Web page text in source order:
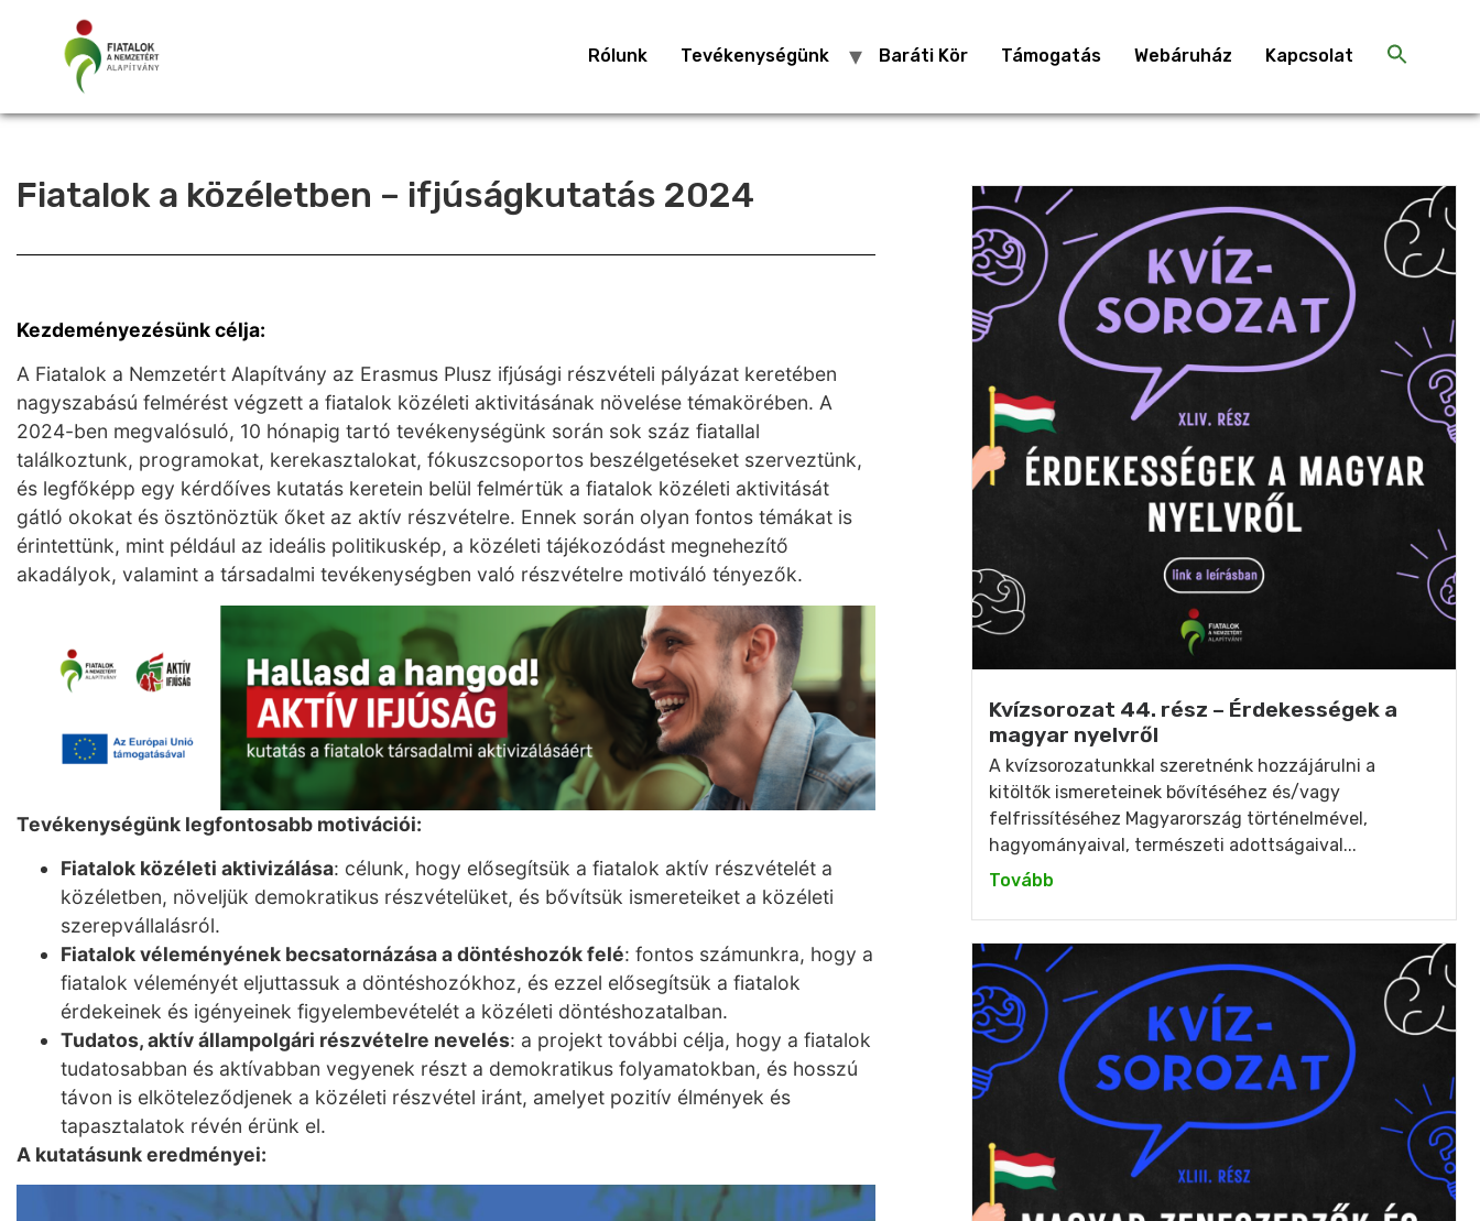
Rólunk Tevékenységünk Baráti Kör Támogatás Webáruház Kapcsolat
Fiatalok a közéletben – ifjúságkutatás 2024
Kezdeményezésünk célja:
A Fiatalok a Nemzetért Alapítvány az Erasmus Plusz ifjúsági részvételi pályázat keretében
nagyszabású felmérést végzett a fiatalok közéleti aktivitásának növelése témakörében. A
2024-ben megvalósuló, 10 hónapig tartó tevékenységünk során sok száz fiatallal
találkoztunk, programokat, kerekasztalokat, fókuszcsoportos beszélgetéseket szerveztünk,
és legfőképp egy kérdőíves kutatás keretein belül felmértük a fiatalok közéleti aktivitását
gátló okokat és ösztönöztük őket az aktív részvételre. Ennek során olyan fontos témákat is
érintettünk, mint például az ideális politikuskép, a közéleti tájékozódást megnehezítő
akadályok, valamint a társadalmi tevékenységben való részvételre motiváló tényezők.
Tevékenységünk legfontosabb motivációi:
Fiatalok közéleti aktivizálása: célunk, hogy elősegítsük a fiatalok aktív részvételét a
közéletben, növeljük demokratikus részvételüket, és bővítsük ismereteiket a közéleti
szerepvállalásról.
Fiatalok véleményének becsatornázása a döntéshozók felé: fontos számunkra, hogy a
fiatalok véleményét eljuttassuk a döntéshozókhoz, és ezzel elősegítsük a fiatalok
érdekeinek és igényeinek figyelembevételét a közéleti döntéshozatalban.
Tudatos, aktív állampolgári részvételre nevelés: a projekt további célja, hogy a fiatalok
tudatosabban és aktívabban vegyenek részt a demokratikus folyamatokban, és hosszú
távon is elköteleződjenek a közéleti részvétel iránt, amelyet pozitív élmények és
tapasztalatok révén érünk el​.
A kutatásunk eredményei:
Kvízsorozat 44. rész – Érdekességek a
magyar nyelvről
A kvízsorozatunkkal szeretnénk hozzájárulni a
kitöltők ismereteinek bővítéséhez és/vagy
felfrissítéséhez Magyarország történelmével,
hagyományaival, természeti adottságaival...
Tovább